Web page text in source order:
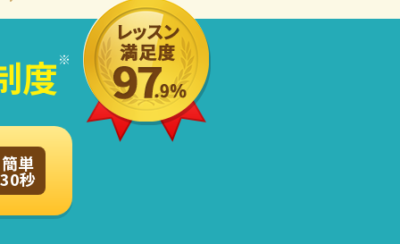
度
簡単
30秒